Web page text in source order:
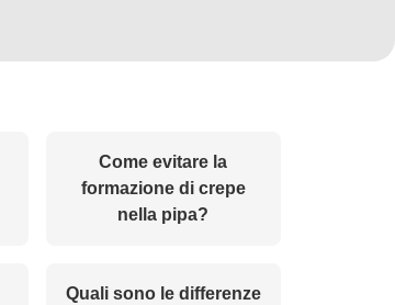
Come evitare la
formazione di crepe
nella pipa?
Quali sono le differenze